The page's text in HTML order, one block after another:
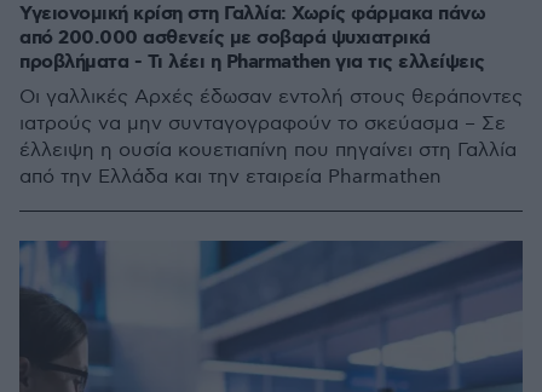
Υγειονομική κρίση στη Γαλλία: Χωρίς φάρμακα πάνω
από 200.000 ασθενείς με σοβαρά ψυχιατρικά
προβλήματα - Τι λέει η Pharmathen για τις ελλείψεις
Οι γαλλικές Αρχές έδωσαν εντολή στους θεράποντες
ιατρούς να μην συνταγογραφούν το σκεύασμα – Σε
έλλειψη η ουσία κουετιαπίνη που πηγαίνει στη Γαλλία
από την Ελλάδα και την εταιρεία Pharmathen